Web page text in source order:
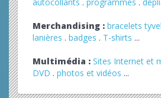
Merchandising : bracelets
lanières . badges . T-shirts ...
Multimédia : Sites Internet et
DVD . photos et vidéos ...